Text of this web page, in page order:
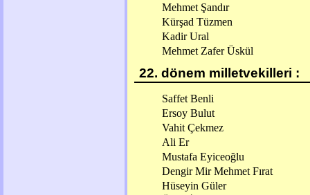
Mehmet Şandır
Kürşad Tüzmen
Kadir Ural
Mehmet Zafer Üskül
22. dönem milletvekilleri :
Saffet Benli
Ersoy Bulut
Vahit Çekmez
Ali Er
Mustafa Eyiceoğlu
Dengir Mir Mehmet Fırat
Hüseyin Güler